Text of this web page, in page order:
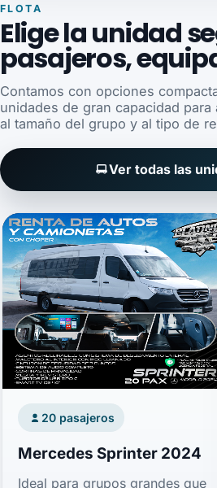
FLOTA
Elige la unidad
pasajeros,
Contamos con opciones
unidades de gran capacidad
al tamaño del grupo y al tipo de
Ver todas las
20 pasajeros
Mercedes Sprinter 2024
Ideal para grupos grandes que